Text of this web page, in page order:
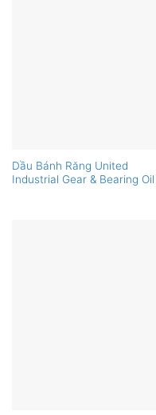
Dầu Bánh Răng United
Industrial Gear & Bearing Oil